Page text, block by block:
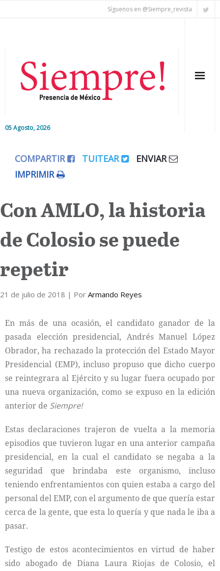
Síguenos en @Siempre_revista
05 Agosto, 2026
Editorial
Colaboradores
Internacional
Cultura
COMPARTIR TUITEAR
ENVIAR
IMPRIMIR
Con AMLO, la historia
de Colosio se puede
repetir
21 de julio de 2018 | Por Armando Reyes
En más de una ocasión, el candidato ganador de la
pasada elección presidencial, Andrés Manuel López
Obrador, ha rechazado la protección del Estado Mayor
Presidencial (EMP), incluso propuso que dicho cuerpo
se reintegrara al Ejército y su lugar fuera ocupado por
una nueva organización, como se expuso en la edición
anterior de Siempre!
Estas declaraciones trajeron de vuelta a la memoria
episodios que tuvieron lugar en una anterior campaña
presidencial, en la cual el candidato se negaba a la
seguridad que brindaba este organismo, incluso
teniendo enfrentamientos con quien estaba a cargo del
personal del EMP, con el argumento de que quería estar
cerca de la gente, que esta lo quería y que nada le iba a
pasar.
Testigo de estos acontecimientos en virtud de haber
sido abogado de Diana Laura Riojas de Colosio, el